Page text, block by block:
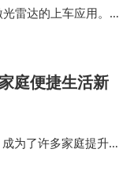
雷达的上车应用。该
庭便捷生活新
为了许多家庭提升生
日常清洁的效率，特